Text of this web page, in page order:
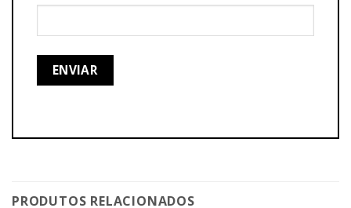
PRODUTOS RELACIONADOS